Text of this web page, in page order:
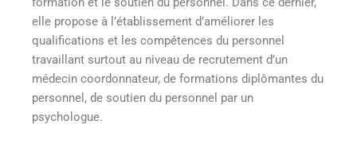
elle propose à l’établissement d’améliorer les
qualifications et les compétences du personnel
travaillant surtout au niveau de recrutement d’un
médecin coordonnateur, de formations diplômantes du
personnel, de soutien du personnel par un
psychologue.